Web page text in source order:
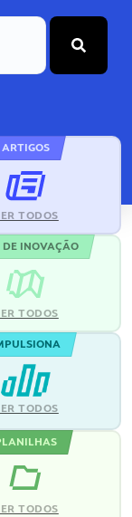
ARTIGOS
TODOS
INOVAÇÃO
TODOS
TODOS
TODOS